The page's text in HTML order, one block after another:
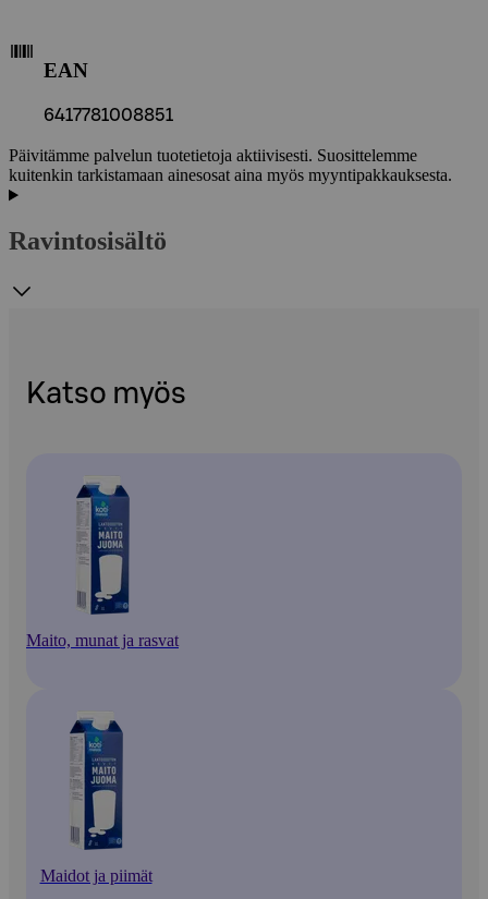
EAN
6417781008851
Päivitämme palvelun tuotetietoja aktiivisesti. Suosittelemme
kuitenkin tarkistamaan ainesosat aina myös myyntipakkauksesta.
Ravintosisältö
Katso myös
Maito, munat ja rasvat
Maidot ja piimät